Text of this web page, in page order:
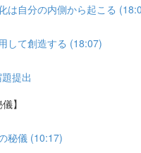
は自分の内側から起こる
して創造する (18:07)
提出
】
秘儀 (10:17)